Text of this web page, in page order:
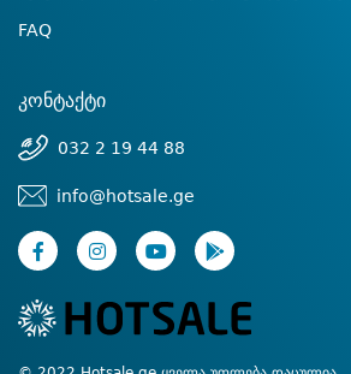
FAQ
კონტაქტი
032 2 19 44 88
info@hotsale.ge